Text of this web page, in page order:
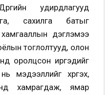
удирдлагууд
сахилга батыг
хамгааллын дэглэмээ
тоглолтууд, олон
оролцсон иргэдийг
мэдээллийг хүргэх,
хамрагдаж, ямар